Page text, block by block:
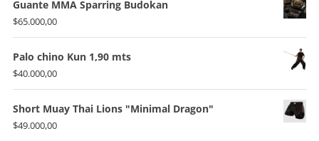
Guante MMA Sparring Budokan
$65.000,00
Palo chino Kun 1,90 mts
$40.000,00
Short Muay Thai Lions "Minimal Dragon"
$49.000,00